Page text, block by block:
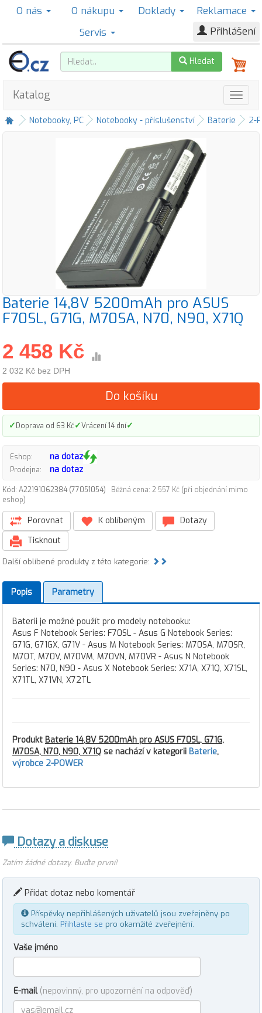
O nás O nákupu Doklady
Reklamace
Servis
Přihlášení
Hledat
Katalog
Notebooky, PC Notebooky - příslušenství Baterie 2-
Baterie 14,8V 5200mAh pro ASUS
F70SL, G71G, M70SA, N70, N90, X71Q
2 458 Kč
2 032 Kč bez DPH
Do košíku
✓Doprava od 63 Kč✓Vrácení 14 dní✓
Eshop: na dotaz
Prodejna: na dotaz
Kód: A22191062384 (77051054)
Běžná cena: 2 557 Kč (při objednání mimo
eshop)
Porovnat K oblíbeným
Dotazy
Tisknout
Další oblíbené produkty z této kategorie:
Popis Parametry
Baterii je možné použít pro modely notebooku:
Asus F Notebook Series: F70SL - Asus G Notebook Series:
G71G, G71GX, G71V - Asus M Notebook Series: M70SA, M70SR,
M70T, M70V, M70VM, M70VN, M70VR - Asus N Notebook
Series: N70, N90 - Asus X Notebook Series: X71A, X71Q, X71SL,
X71TL, X71VN, X72TL
Produkt Baterie 14,8V 5200mAh pro ASUS F70SL, G71G,
M70SA, N70, N90, X71Q se nachází v kategorii Baterie,
výrobce 2-POWER
Dotazy a diskuse
Zatím žádné dotazy. Buďte první!
Přidat dotaz nebo komentář
Příspěvky nepřihlášených uživatelů jsou zveřejněny po
schválení. Přihlaste se pro okamžité zveřejnění.
Vaše jméno
E-mail (nepovinný, pro upozornění na odpověď)